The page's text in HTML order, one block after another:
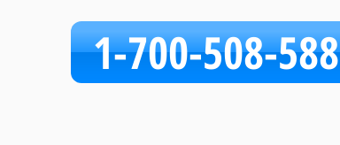
1-700-508-588